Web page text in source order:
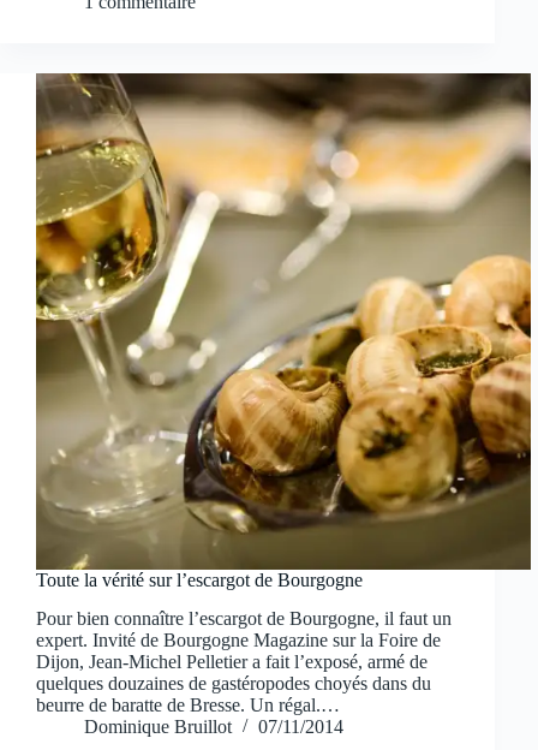
Toute la vérité sur l’escargot de Bourgogne
Pour bien connaître l’escargot de Bourgogne, il faut un
expert. Invité de Bourgogne Magazine sur la Foire de
Dijon, Jean-Michel Pelletier a fait l’exposé, armé de
quelques douzaines de gastéropodes choyés dans du
beurre de baratte de Bresse. Un régal.…
Dominique Bruillot
07/11/2014